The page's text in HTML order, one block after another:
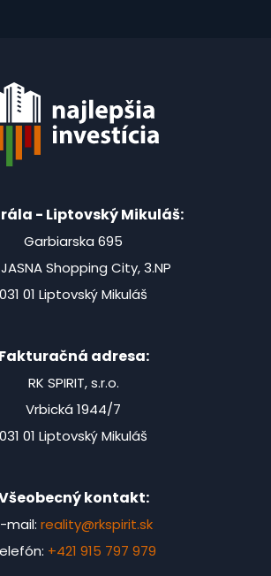
- Liptovský Mikuláš:
Garbiarska 695
Shopping City, 3.NP
031 01 Liptovský Mikuláš
Fakturačná adresa:
RK SPIRIT, s.r.o.
Vrbická 1944/7
031 01 Liptovský Mikuláš
kontakt:
mail: reality@rkspirit.sk
+421 915 797 979